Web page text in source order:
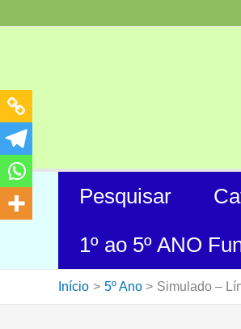
para
Pesquisar
1º ao 5º ANO
Início 5º Ano Simulado –